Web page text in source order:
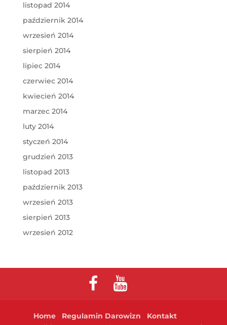
listopad 2014
październik 2014
wrzesień 2014
sierpień 2014
lipiec 2014
czerwiec 2014
kwiecień 2014
marzec 2014
luty 2014
styczeń 2014
grudzień 2013
listopad 2013
październik 2013
wrzesień 2013
sierpień 2013
wrzesień 2012
Home Regulamin Darowizn
Kontakt